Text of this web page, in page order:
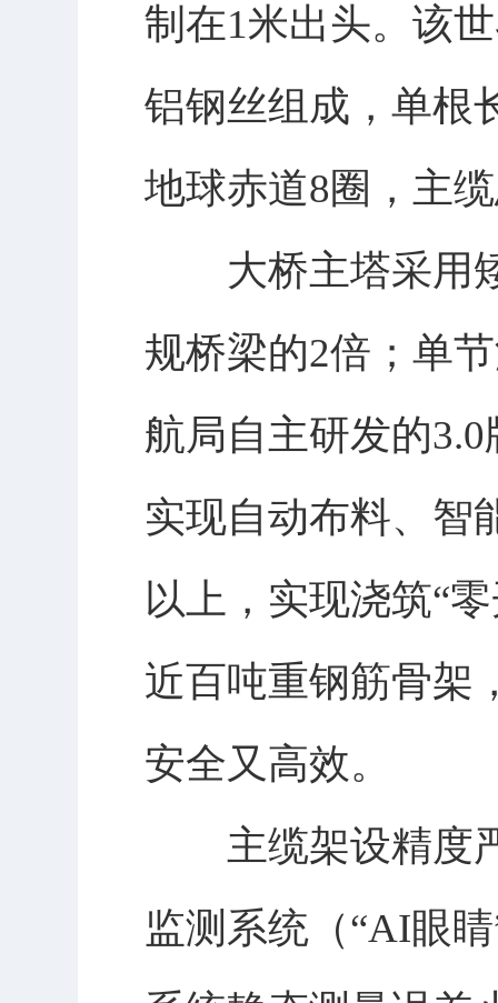
制在1米出头。该
铝钢丝组成，单根
地球赤道8圈，主
大桥主塔采用矮
规桥梁的2倍；单
航局自主研发的
实现自动布料、智
以上，实现浇筑“
近百吨重钢筋骨架
安全又高效。
主缆架设精度严
监测系统（“AI眼